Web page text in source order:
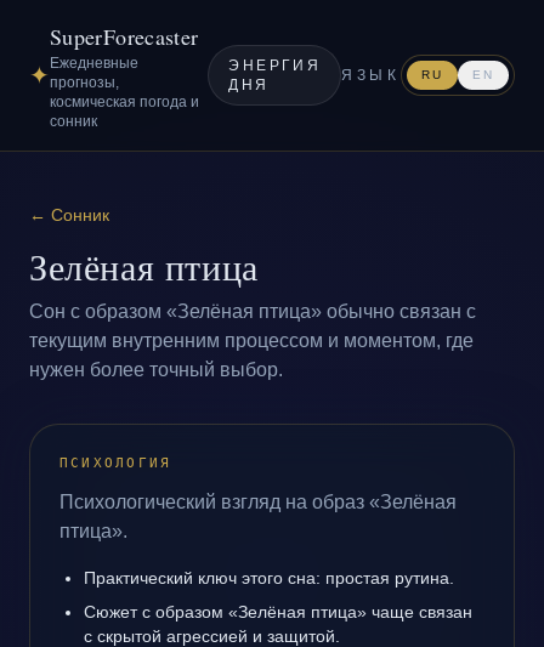
✦
SuperForecaster
Ежедневные
прогнозы,
космическая погода и
сонник
ЭНЕРГИЯ
ДНЯ
ЯЗЫК RU EN
← Сонник
Зелёная птица
Сон с образом «Зелёная птица» обычно связан с
текущим внутренним процессом и моментом, где
нужен более точный выбор.
ПСИХОЛОГИЯ
Психологический взгляд на образ «Зелёная
птица».
Практический ключ этого сна: простая рутина.
Сюжет с образом «Зелёная птица» чаще связан
с скрытой агрессией и защитой.